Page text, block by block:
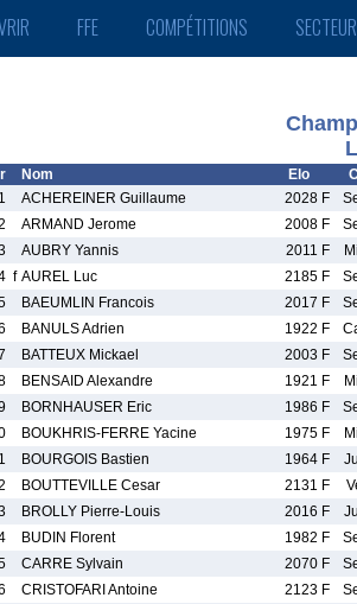
FFE COMPÉTITIONS
Nom Elo
1
ACHEREINER Guillaume 2028 F
ARMAND Jerome 2008 F
AUBRY Yannis 2011 F
f AUREL Luc 2185 F
BAEUMLIN Francois 2017 F
BANULS Adrien 1922 F
BATTEUX Mickael 2003 F
BENSAID Alexandre 1921 F
BORNHAUSER Eric 1986 F
BOUKHRIS-FERRE Yacine 1975 F
BOURGOIS Bastien 1964 F
BOUTTEVILLE Cesar 2131 F
BROLLY Pierre-Louis 2016 F
BUDIN Florent 1982 F
CARRE Sylvain 2070 F
CRISTOFARI Antoine 2123 F